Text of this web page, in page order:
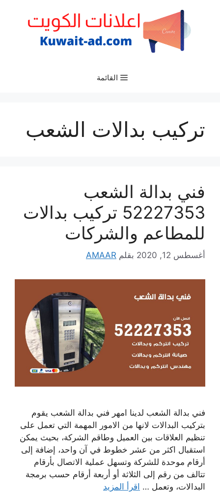
القائمة
تركيب بدالات الشعب
فني بدالة الشعب
52227353 تركيب بدالات
للمطاعم والشركات
أغسطس 12, 2020 بقلم AMAAR
فني بدالة الشعب لدينا امهر فني بدالة الشعب يقوم
بتركيب البدالات لانها من الامور المهمة التي تعمل على
تنظيم العلاقات بين العميل وطاقم الشركة، بحيث يمكن
استقبال اكثر من عشر خطوط في آن واحد، إضافة إلى
أرقام موحدة للشركة وتسهل عملية الاتصال بأرقام
تتالف من رقم إلى الثلاثة أو أربعة أرقام حسب برمجة
البدالات، وتعمل … اقرأ المزيد